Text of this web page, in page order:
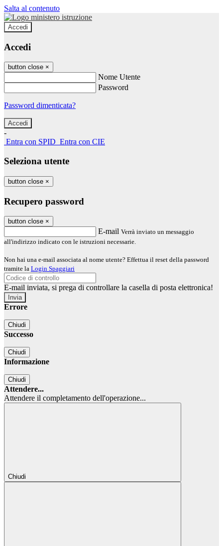
Salta al contenuto
Accedi
Accedi
button close ×
Nome Utente
Password
Password dimenticata?
-
Entra con SPID Entra con CIE
Seleziona utente
button close ×
Recupero password
button close ×
E-mail Verrà inviato un messaggio
all'indirizzo indicato con le istruzioni necessarie.
Non hai una e-mail associata al nome utente? Effettua il reset della password
tramite la Login Spaggiari
E-mail inviata, si prega di controllare la casella di posta elettronica!
Errore
Chiudi
Successo
Chiudi
Informazione
Chiudi
Attendere...
Attendere il completamento dell'operazione...
Chiudi